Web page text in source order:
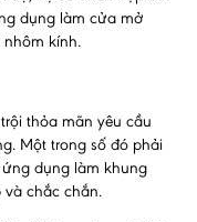
dụng làm cửa mở
kính.
thỏa mãn yêu cầu
Một trong số đó phải
dụng làm khung
chắc chắn.